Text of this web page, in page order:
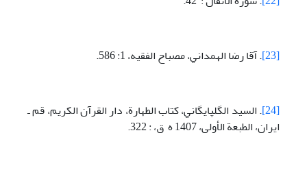
[23] . آقا رضا الهمداني، مصباح الفقيه، 1: 586.
[24]
. السيد الگلپايگاني، كتاب الطهارة، دار القرآن الكريم، قم ـ
ايران، الطبعة الأولی، 1407 ه ق، : 322.